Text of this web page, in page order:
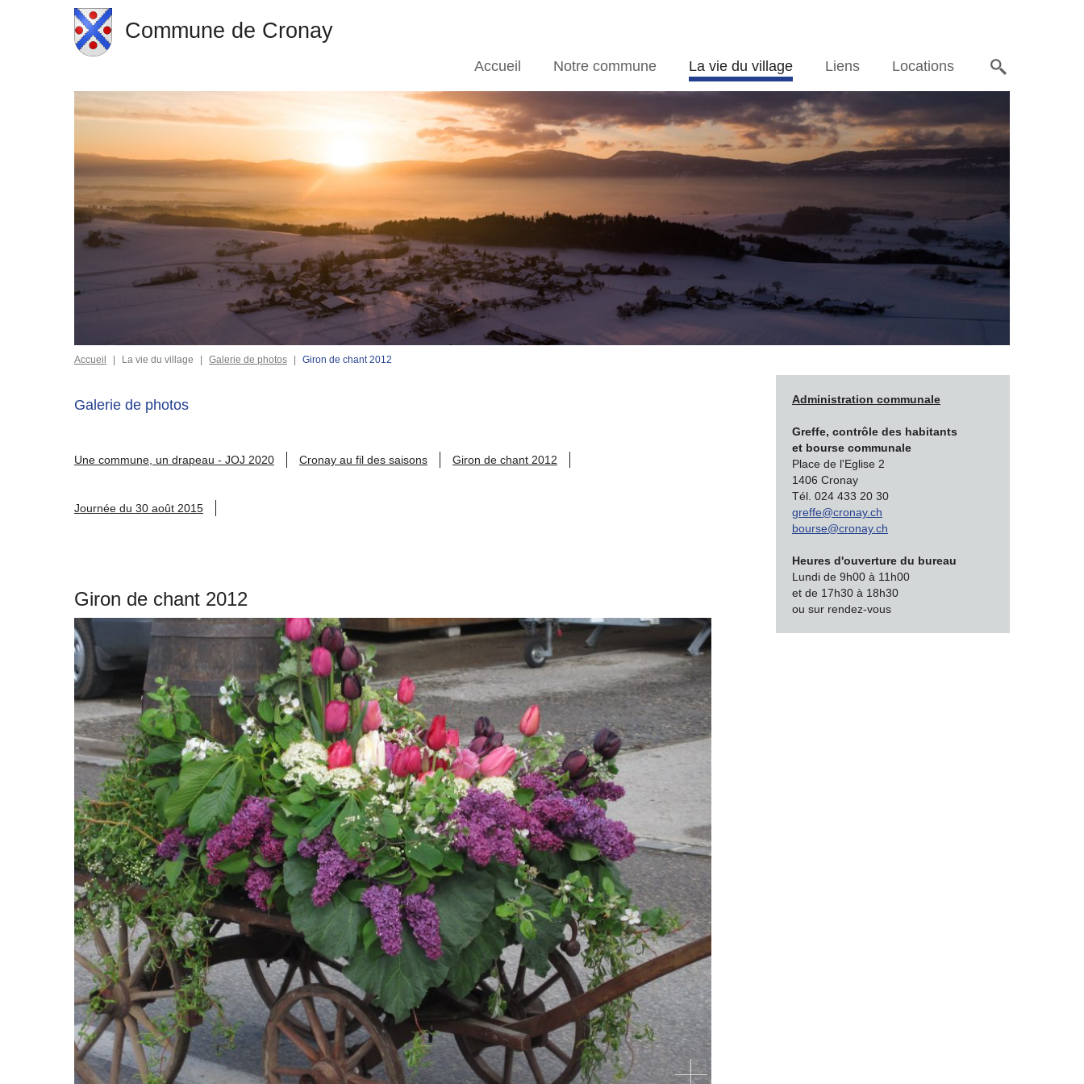
Commune de Cronay
Accueil Notre commune La vie du village Liens Locations
Accueil La vie du village Galerie de photos Giron de chant 2012
Galerie de photos
Une commune, un drapeau - JOJ 2020 Cronay au fil des saisons Giron de chant 2012
Journée du 30 août 2015
Giron de chant 2012
Administration communale
Greffe, contrôle des habitants
et bourse communale
Place de l'Eglise 2
1406 Cronay
Tél. 024 433 20 30
greffe@cronay.ch
bourse@cronay.ch
Heures d'ouverture du bureau
Lundi de 9h00 à 11h00
et de 17h30 à 18h30
ou sur rendez-vous